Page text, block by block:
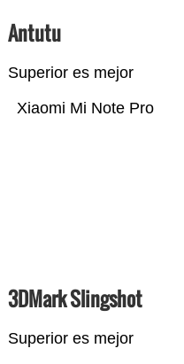
Antutu
Superior es mejor
Xiaomi Mi Note Pro
3DMark Slingshot
Superior es mejor